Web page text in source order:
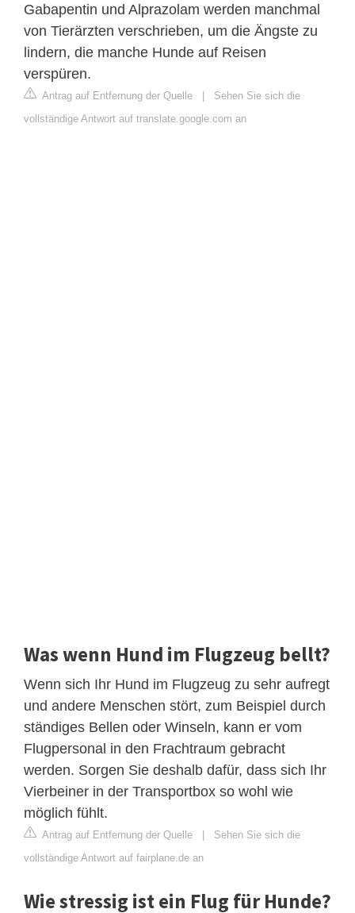
Gabapentin und Alprazolam werden manchmal
von Tierärzten verschrieben, um die Ängste zu
lindern, die manche Hunde auf Reisen
verspüren.
Antrag auf Entfernung der Quelle | Sehen Sie sich die
vollständige Antwort auf translate.google.com an
Was wenn Hund im Flugzeug bellt?
Wenn sich Ihr Hund im Flugzeug zu sehr aufregt
und andere Menschen stört, zum Beispiel durch
ständiges Bellen oder Winseln, kann er vom
Flugpersonal in den Frachtraum gebracht
werden. Sorgen Sie deshalb dafür, dass sich Ihr
Vierbeiner in der Transportbox so wohl wie
möglich fühlt.
Antrag auf Entfernung der Quelle | Sehen Sie sich die
vollständige Antwort auf fairplane.de an
Wie stressig ist ein Flug für Hunde?